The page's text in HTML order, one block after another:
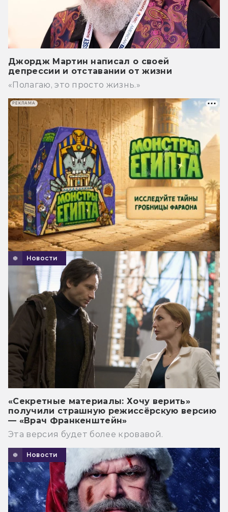
Джордж Мартин написал о своей
депрессии и отставании от жизни
«Полагаю, это просто жизнь.»
Новости
«Секретные материалы: Хочу верить»
получили страшную режиссёрскую версию
— «Врач Франкенштейн»
Эта версия будет более кровавой.
Новости
РЕКЛАМА